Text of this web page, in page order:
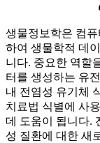
생물정보학은 컴
하여 생물학적 데
니다. 중요한 역할
터를 생성하는 유
내 전염성 유기체
치료법 식별에 사
데 도움이 됩니다.
성 질환에 대한 새